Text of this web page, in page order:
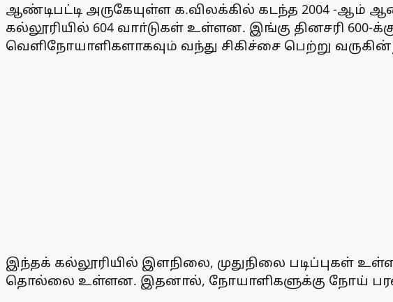
ஆண்டிபட்டி அருகேயுள்ள க.விலக்கில் கடந்த 2004 -ஆம்
கல்லூரியில் 604 வாா்டுகள் உள்ளன. இங்கு தினசரி
வெளிநோயாளிகளாகவும் வந்து சிகிச்சை பெற்று
இந்தக் கல்லூரியில் இளநிலை, முதுநிலை படிப்புகள்
தொல்லை உள்ளன. இதனால், நோயாளிகளுக்கு நோய்